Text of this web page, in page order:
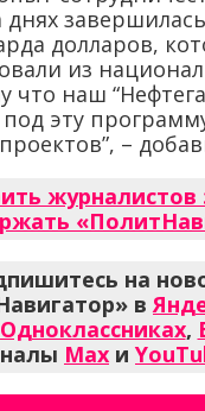
днях
долларов,
из
что наш
эту
–
журналистов
на
в
Одноклассниках,
Max и